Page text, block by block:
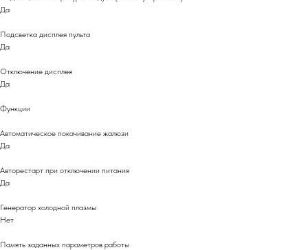
Да
Подсветка дисплея пульта
Да
Отключение дисплея
Да
Функции
Автоматическое покачивание жалюзи
Да
Авторестарт при отключении питания
Да
Генератор холодной плазмы
Нет
Память заданных параметров работы